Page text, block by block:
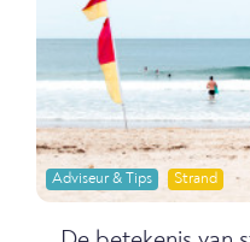
Adviseur & Tips Strand